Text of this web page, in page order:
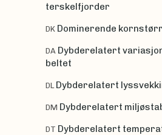
terskelfjorder
DK Dominerende
DA Dybderelatert
beltet
DL Dybderelatert
DM Dybderelatert
DT Dybderelatert